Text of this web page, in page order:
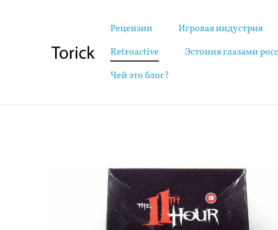
Рецензии Игровая индустрия
Retroactive
Эстония глазами
Чей это блог?